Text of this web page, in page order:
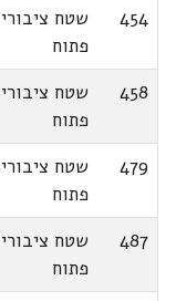
454
שטח ציבורי
פתוח
458
שטח ציבורי
פתוח
479
שטח ציבורי
פתוח
487
שטח ציבורי
פתוח